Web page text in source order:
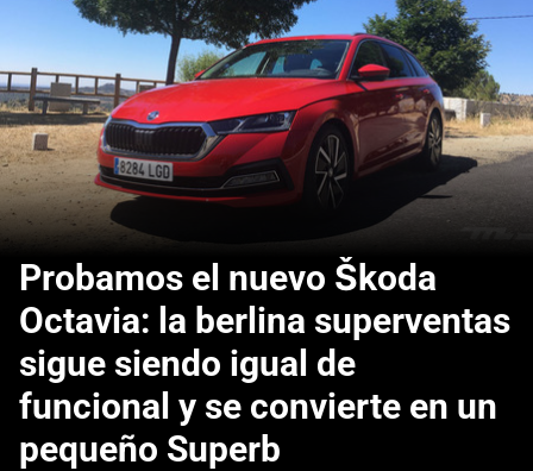
Probamos el nuevo Škoda
Octavia: la berlina superventas
sigue siendo igual de
funcional y se convierte en un
pequeño Superb